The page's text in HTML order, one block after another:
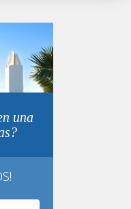
una